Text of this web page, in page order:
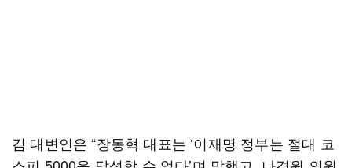
김 대변인은 “장동혁 대표는 ‘이재명 정부는 절대 코